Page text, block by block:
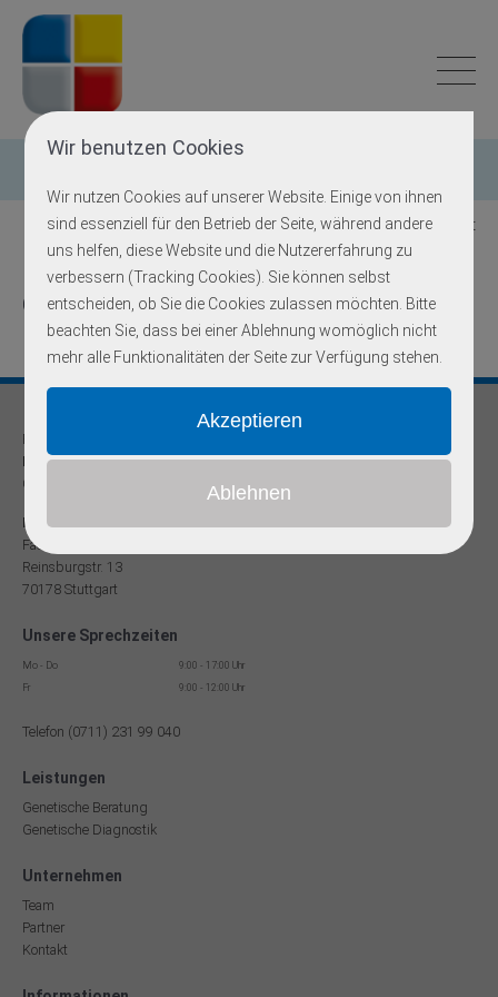
Wir benutzen Cookies
Wir nutzen Cookies auf unserer Website. Einige von ihnen
sind essenziell für den Betrieb der Seite, während andere
uns helfen, diese Website und die Nutzererfahrung zu
verbessern (Tracking Cookies). Sie können selbst
entscheiden, ob Sie die Cookies zulassen möchten. Bitte
beachten Sie, dass bei einer Ablehnung womöglich nicht
mehr alle Funktionalitäten der Seite zur Verfügung stehen.
Zurück zur Übersicht
GBA
Praxis für
Humangenetik und Prävention
Onkogenetische Schwerpunktpraxis
Dr. med Robert Hering
Facharzt für Humangenetik
Reinsburgstr. 13
70178 Stuttgart
Unsere Sprechzeiten
Mo - Do
9:00 - 17:00 Uhr
Fr
9:00 - 12:00 Uhr
Telefon (0711) 231 99 040
Leistungen
Genetische Beratung
Genetische Diagnostik
Unternehmen
Team
Partner
Kontakt